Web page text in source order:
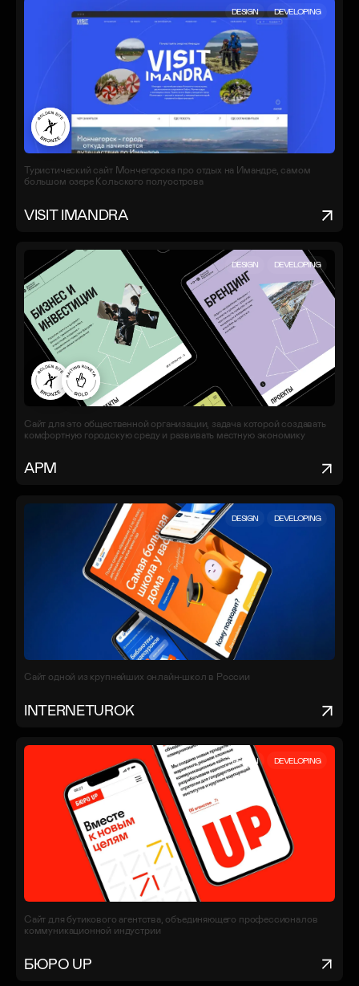
DESIGN DEVELOPING
Туристический сайт Мончегорска про отдых на Имандре, самом
большом озере Кольского полуострова
VISIT IMANDRA
DESIGN DEVELOPING
Сайт для это общественной организации, задача которой создавать
комфортную городскую среду и развивать местную экономику
АРМ
DESIGN DEVELOPING
Сайт одной из крупнейших онлайн-школ в России
INTERNETUROK
DESIGN DEVELOPING
Сайт для бутикового агентства, объединяющего профессионалов
коммуникационной индустрии
БЮРО UP